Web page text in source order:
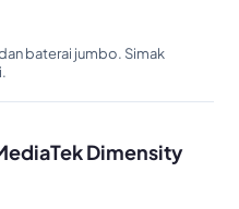
baterai jumbo. Simak
Dimensity